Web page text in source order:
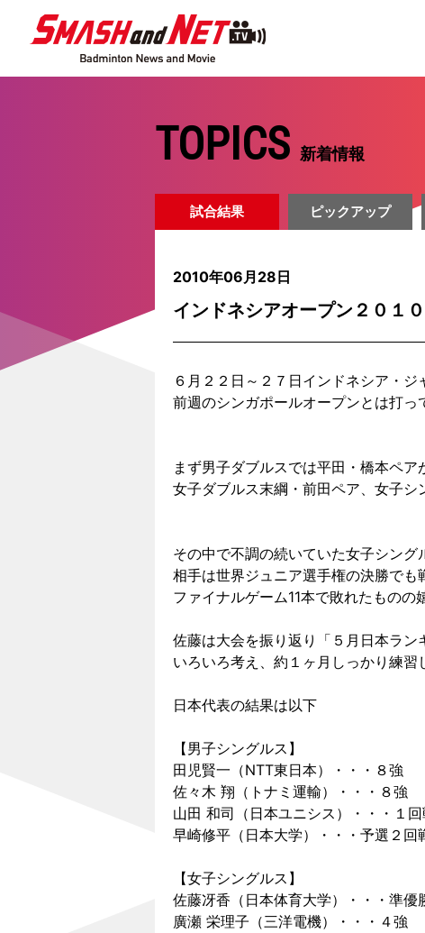
TOPICS 新着情報
試合結果 ピックアップ
2010年06月28日
インドネシアオープン２０１
６月２２日～２７日インドネシア・
前週のシンガポールオープンとは打っ
まず男子ダブルスでは平田・橋本ペ
女子ダブルス末綱・前田ペア、女子シ
その中で不調の続いていた女子シング
相手は世界ジュニア選手権の決勝でも
ファイナルゲーム11本で敗れたものの
佐藤は大会を振り返り「５月日本ラ
いろいろ考え、約１ヶ月しっかり練習
日本代表の結果は以下
【男子シングルス】
田児賢一（NTT東日本）・・・８強
佐々木 翔（トナミ運輸）・・・８強
山田 和司（日本ユニシス）・・・１回
早崎修平（日本大学）・・・予選２回
【女子シングルス】
佐藤冴香（日本体育大学）・・・準優
廣瀬 栄理子（三洋電機）・・・４強